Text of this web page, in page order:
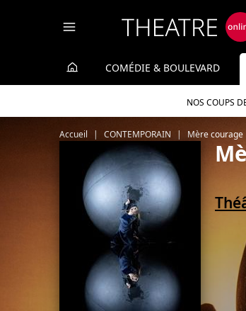
COMÉDIE & BOULEVARD
NOS COUPS
Accueil CONTEMPORAIN Mère courage